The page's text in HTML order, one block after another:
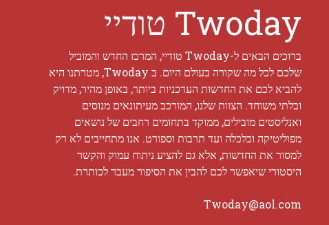
Twoday טודיי
ברוכים הבאים ל-Twoday טודיי, המרכז החדש והמוביל
שלכם לכל מה שקורה בעולם היום. ב Twoday, מטרתנו היא
להביא לכם את החדשות העדכניות ביותר, באופן מהיר, מדויק
ובלתי משוחד. הצוות שלנו, המורכב מעיתונאים מנוסים
ואנליסטים מובילים, ממוקד בתחומים רחבים של נושאים
מפוליטיקה וכלכלה ועד תרבות וספורט. אנו מתחייבים לא רק
למסור את החדשות, אלא גם להציע ניתוח עמוק והקשר
היסטורי שיאפשר לכם להבין את הסיפור מעבר לכותרת.
Twoday@aol.com